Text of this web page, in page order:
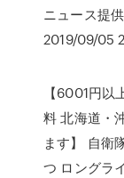
ニュース提
2019/09/05
【6001円
料 北海道・
ます】 自衛
つ ロングラ